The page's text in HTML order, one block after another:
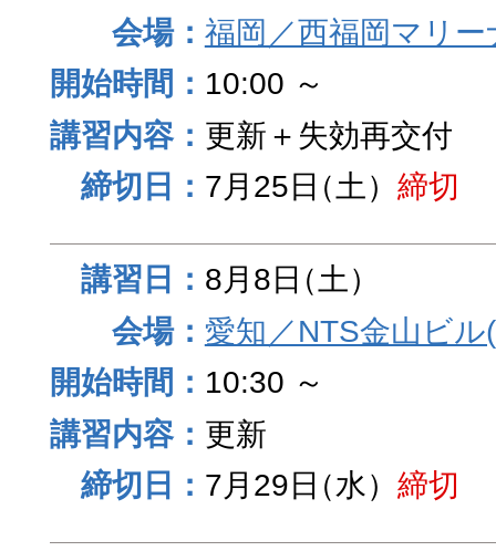
福岡／西福岡マリ
10:00 ～
更新＋失効再交付
7月25日（土） 締切
8月8日（土）
愛知／NTS金山ビ
10:30 ～
更新
7月29日（水） 締切